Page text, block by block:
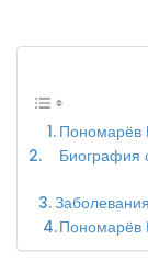
Пономарёв
Биография
Пономарёв